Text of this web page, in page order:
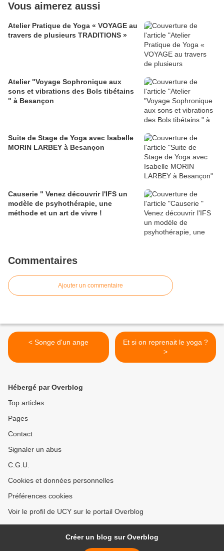
Vous aimerez aussi
Atelier Pratique de Yoga « VOYAGE au
travers de plusieurs TRADITIONS »
Atelier "Voyage Sophronique aux
sons et vibrations des Bols tibétains
" à Besançon
Suite de Stage de Yoga avec Isabelle
MORIN LARBEY à Besançon
Causerie " Venez découvrir l'IFS un
modèle de psyhothérapie, une
méthode et un art de vivre !
Commentaires
Ajouter un commentaire
< Songe d'un ange
Et si on reprenait le yoga ?
>
Hébergé par Overblog
Top articles
Pages
Contact
Signaler un abus
C.G.U.
Cookies et données personnelles
Préférences cookies
Voir le profil de UCY sur le portail Overblog
Créer un blog sur Overblog